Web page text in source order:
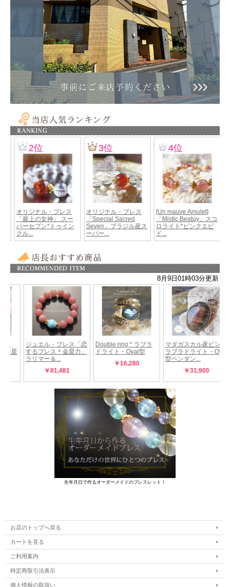
石のみ：1.9cm×1.4cm×0.8cm
バチカン含む：2.9cm
重さ：5g
シルバー925
※サービス・チェーン付
生年月日で作るオーダーメイドのブレスレット！
お店のトップへ戻る
カートを見る
ご利用案内
特定商取引法表示
個人情報の取扱い